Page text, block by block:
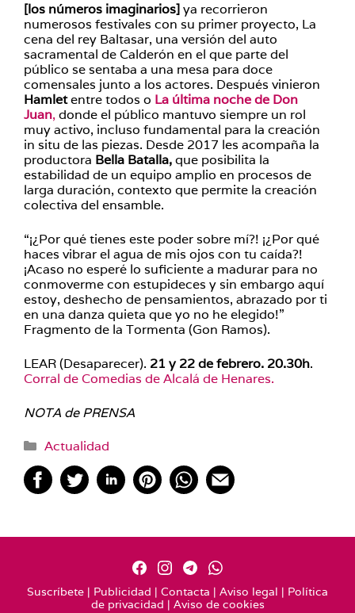
[los números imaginarios]ya recorrieron
numerosos festivales con su primer proyecto, La
cena del rey Baltasar, una versión del auto
sacramental de Calderón en el que parte del
público se sentaba a una mesa para doce
comensales junto a los actores. Después vinieron
Hamletentre todos o La última noche de Don
Juan, donde el público mantuvo siempre un rol
muy activo, incluso fundamental para la creación
in situ de las piezas. Desde 2017 les acompaña la
productora Bella Batalla,que posibilita la
estabilidad de un equipo amplio en procesos de
larga duración, contexto que permite la creación
colectiva del ensamble.
“¡¿Por qué tienes este poder sobre mí?! ¡¿Por qué
haces vibrar el agua de mis ojos con tu caída?!
¡Acaso no esperé lo suficiente a madurar para no
conmoverme con estupideces y sin embargo aquí
estoy, deshecho de pensamientos, abrazado por ti
en una danza quieta que yo no he elegido!”
Fragmento de la Tormenta (Gon Ramos).
LEAR (Desaparecer). 21 y 22 de febrero. 20.30h.
Corral de Comedias de Alcalá de Henares.
NOTA de PRENSA
Categorías
Actualidad
Suscríbete | Publicidad | Contacta | Aviso legal | Política
de privacidad | Aviso de cookies